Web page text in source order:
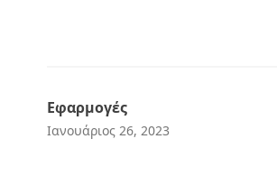
Εφαρμογές
Ιανουάριος 26, 2023